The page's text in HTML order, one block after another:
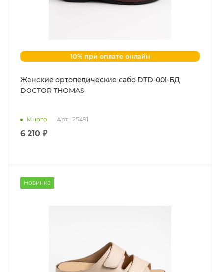
10% при оплате онлайн
Женские ортопедические сабо DTD-001-БД
DOCTOR THOMAS
Много Арт.: 25491
6 210 ₽
Новинка